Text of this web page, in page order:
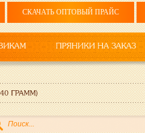
СКАЧАТЬ ОПТОВЫЙ ПРАЙС